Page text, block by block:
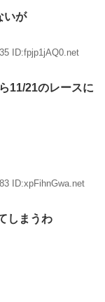
いが
ID:fpjp1jAQ0.net
11/21のレースに
ID:xpFihnGwa.net
しまうわ